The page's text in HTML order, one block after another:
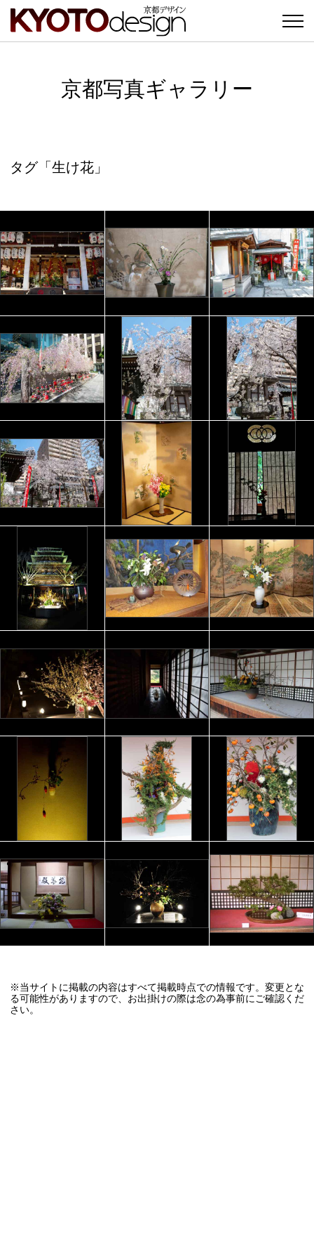
京都写真ギャラリー
タグ「生け花」
※当サイトに掲載の内容はすべて掲載時点での情報です。変更とな
る可能性がありますので、お出掛けの際は念の為事前にご確認くだ
さい。